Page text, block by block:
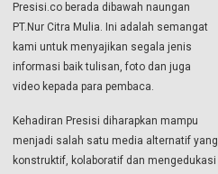
Presisi.co berada dibawah naungan
PT.Nur Citra Mulia. Ini adalah semangat
kami untuk menyajikan segala jenis
informasi baik tulisan, foto dan juga
video kepada para pembaca.
Kehadiran Presisi diharapkan mampu
menjadi salah satu media alternatif yang
konstruktif, kolaboratif dan mengedukasi